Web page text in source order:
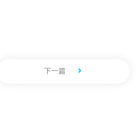
下一篇